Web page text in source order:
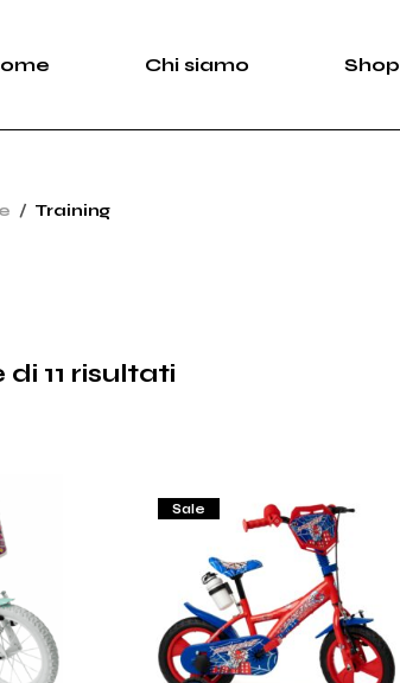
Chi siamo Shop
Training
11 risultati
Sale